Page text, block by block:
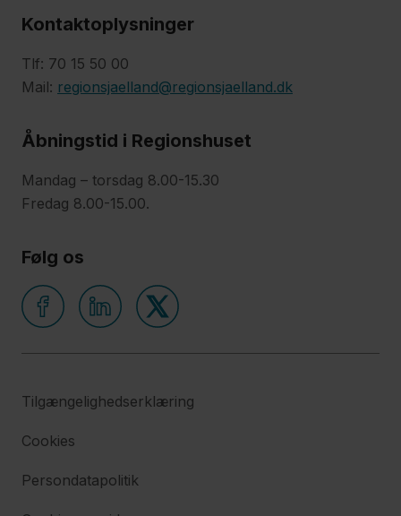
Kontaktoplysninger
Tlf: 70 15 50 00
Mail: regionsjaelland@regionsjaelland.dk
Åbningstid i Regionshuset
Mandag – torsdag 8.00-15.30
Fredag 8.00-15.00.
Følg os
Tilgængelighedserklæring
Cookies
Persondatapolitik